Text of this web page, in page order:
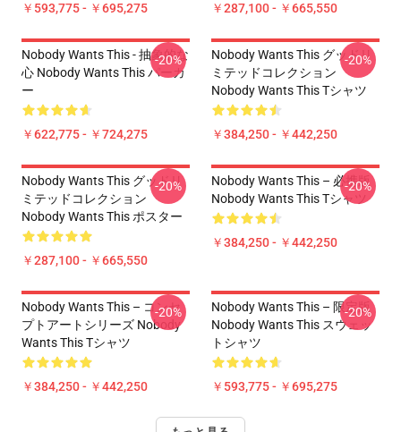
￥593,775 - ￥695,275 ￥287,100 - ￥665,550
Nobody Wants This - 抽象的な
心 Nobody Wants This パーカ
ー
￥622,775 - ￥724,275
-20%
Nobody Wants This グッドリ
ミテッドコレクション
Nobody Wants This Tシャツ
￥384,250 - ￥442,250
-20%
Nobody Wants This グッドリ
ミテッドコレクション
Nobody Wants This ポスター
￥287,100 - ￥665,550
-20%
Nobody Wants This – 必携版
Nobody Wants This Tシャツ
￥384,250 - ￥442,250
-20%
Nobody Wants This – コンセ
プトアートシリーズ Nobody
Wants This Tシャツ
￥384,250 - ￥442,250
-20%
Nobody Wants This – 限定版
Nobody Wants This スウェッ
トシャツ
￥593,775 - ￥695,275
-20%